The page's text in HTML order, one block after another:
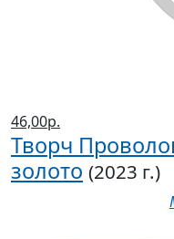
46,00р.
Творч
золото (2023 г.)